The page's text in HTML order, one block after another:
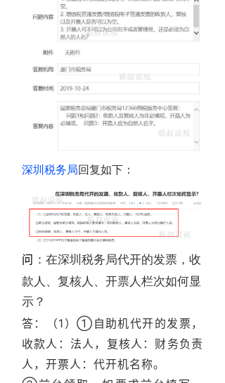
深圳税务局回复如下：
问 ：在深圳税务局代开的发票，收
款人、复核人、开票人栏次如何显
示？
答：
（1）①自助机代开的发票，
收款人：法人，复核人：财务负责
人，开票人：代开机名称。